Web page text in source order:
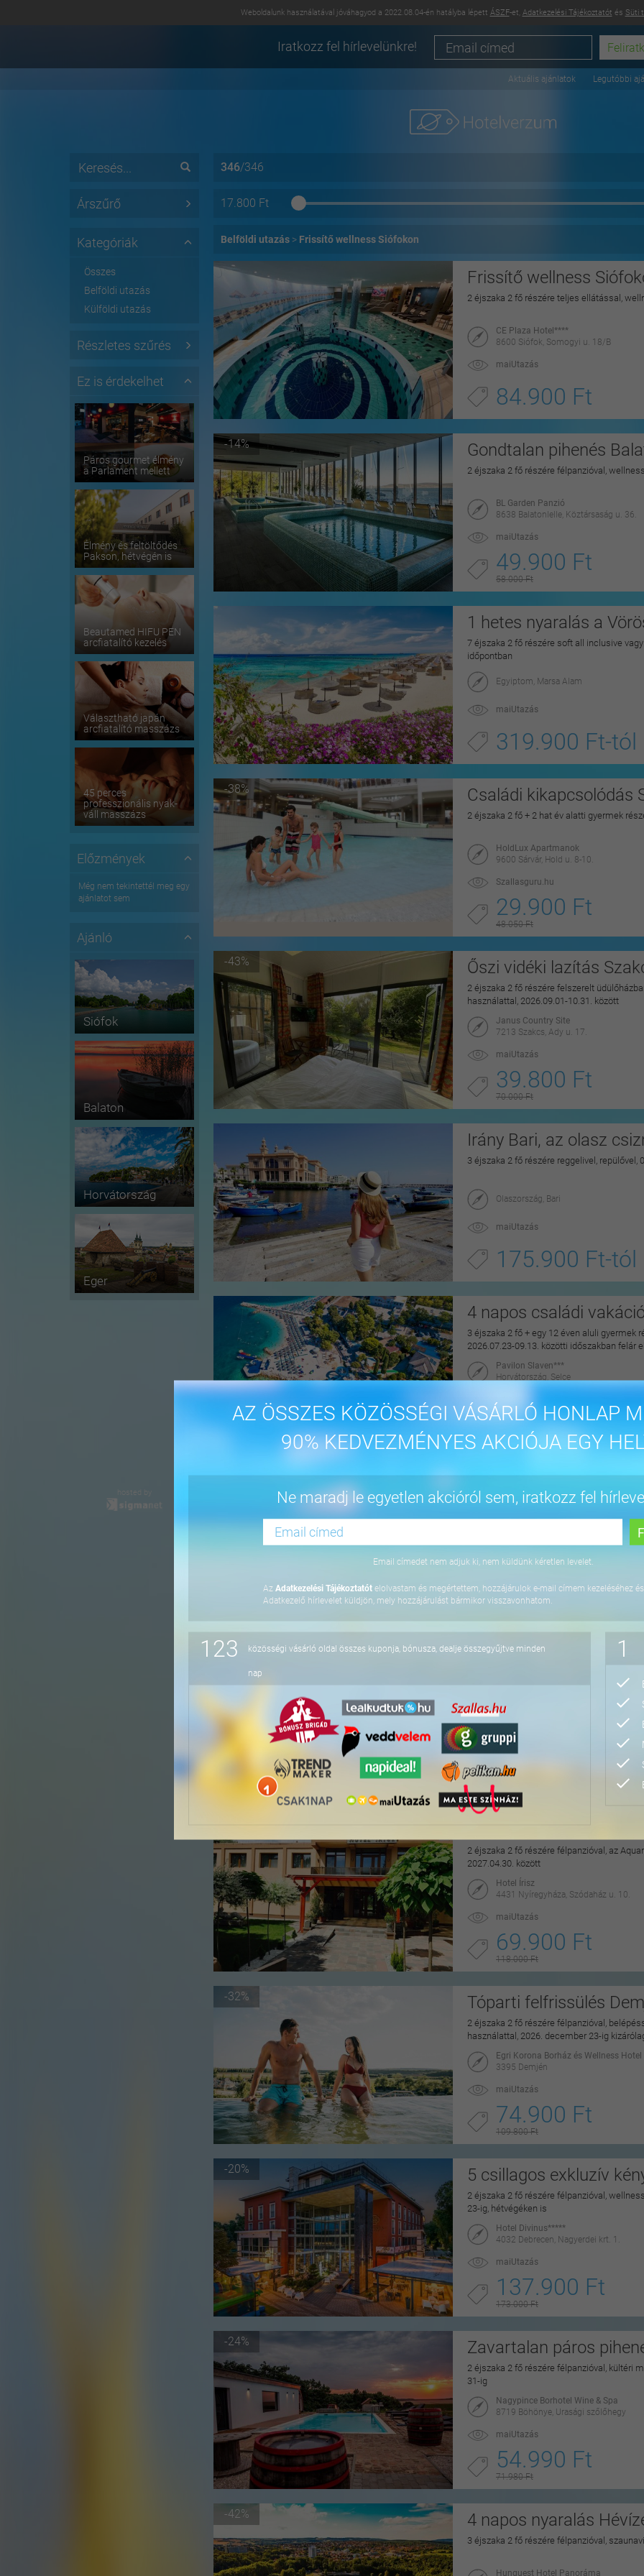
Weboldalunk használatával jóváhagyod a 2022.08.04-én hatályba lépett ÁSZF-et, Adatkezelési Tájékoztatót és Süti
Iratkozz fel hírlevelünkre!
AZ ÖSSZES KÖZÖSSÉGI VÁSÁRLÓ HONLAP
90% KEDVEZMÉNYES AKCIÓJA EGY
Ne maradj le egyetlen akcióról sem, iratkozz fel
Email címedet nem adjuk ki, nem küldünk kéretlen levelet.
Az Adatkezelési Tájékoztatót elolvastam és megértettem, hozzájárulok e-mail címem kezeléséhez
Adatkezelő hírlevelet küldjön, mely hozzájárulást bármikor visszavonhatom.
123 közösségi vásárló oldal összes kuponja, bónusza, dealje összegyűjtve minden
nap
1
Aktuális ajánlatok Legutóbbi
Árszűrő
Kategóriák
Összes
Belföldi utazás
Külföldi utazás
Részletes szűrés
Ez is érdekelhet
Páros gourmet élmény
a Parlament mellett
Élmény és feltöltődés
Pakson, hétvégén is
Beautamed HIFU PEN
arcfiatalító kezelés
Választható japán
arcfiatalító masszázs
45 perces
professzionális nyak-
váll masszázs
Előzmények
Még nem tekintettél meg egy
ajánlatot sem
Ajánló
Siófok
Balaton
Horvátország
Eger
hosted by
346/346
17.800 Ft
Belföldi utazás Frissítő wellness Siófokon
Frissítő wellness
2 éjszaka 2 fő részére teljes ellátással,
CE Plaza Hotel****
8600 Siófok, Somogyi u. 18/B
maiUtazás
84.900 Ft
-14% Gondtalan pihenés
2 éjszaka 2 fő részére félpanzióval,
BL Garden Panzió
8638 Balatonlelle, Köztársaság u. 36.
maiUtazás
49.900 Ft
58.000 Ft
1 hetes nyaralás a
7 éjszaka 2 fő részére soft all inclusive
időpontban
Egyiptom, Marsa Alam
maiUtazás
319.900 Ft-tól
-38% Családi kikapcsolódás
2 éjszaka 2 fő + 2 hat év alatti gyermek
HoldLux Apartmanok
9600 Sárvár, Hold u. 8-10.
Szallasguru.hu
29.900 Ft
48.050 Ft
-43% Őszi vidéki lazítás
2 éjszaka 2 fő részére felszerelt
használattal, 2026.09.01-10.31. között
Janus Country Site
7213 Szakcs, Ady u. 17.
maiUtazás
39.800 Ft
70.000 Ft
Irány Bari, az olasz
3 éjszaka 2 fő részére reggelivel, repülővel,
Olaszország, Bari
maiUtazás
175.900 Ft-tól
4 napos családi
3 éjszaka 2 fő + egy 12 éven aluli gyermek
2026.07.23-09.13. közötti időszakban felár
Pavilon Slaven***
Horvátország, Selce
144.900 Ft
-16%
3 éjszaka 2 fő részére önellátással, 2027.
64.800 Ft
-36% Hangulatos pihenés a
2 éjszaka 2 fő részére a Dunakanyarban
Aquamarina Hotel
2025 Visegrád, Duna-parti út 2.
maiUtazás
49.990 Ft
Pihentető napok
2 éjszaka 2 fő részére félpanzióval, az
2027.04.30. között
Hotel Írisz
4431 Nyíregyháza, Szódaház u. 10.
maiUtazás
69.900 Ft
118.000 Ft
-32% Tóparti felfrissülés
2 éjszaka 2 fő részére félpanzióval,
használattal, 2026. december 23-ig
Egri Korona Borház és Wellness Hotel
3395 Demjén
maiUtazás
74.900 Ft
109.800 Ft
-20% 5 csillagos exkluzív
2 éjszaka 2 fő részére félpanzióval,
23-ig, hétvégéken is
Hotel Divinus*****
4032 Debrecen, Nagyerdei krt. 1.
maiUtazás
137.900 Ft
173.000 Ft
-24% Zavartalan páros
2 éjszaka 2 fő részére félpanzióval, kültéri
31-ig
Nagypince Borhotel Wine & Spa
8719 Böhönye, Urasági szőlőhegy
maiUtazás
54.990 Ft
71.980 Ft
-42% 4 napos nyaralás
3 éjszaka 2 fő részére félpanzióval,
Hunguest Hotel Panoráma